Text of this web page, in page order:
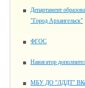
Департамент
"Город Архангельск"
ФГОС
Навигатор
МБУ ДО "ЛДДТ"